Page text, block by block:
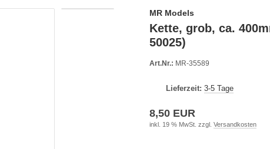
MR Models
Kette, grob, ca.
50025)
Art.Nr.: MR-35589
Lieferzeit: 3-5 Tage
8,50 EUR
inkl. 19 % MwSt. zzgl. Versandkosten